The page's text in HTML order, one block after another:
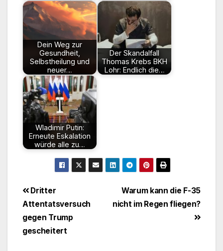
Dein Weg zur
Gesundheit,
Selbstheilung und
neuer…
Der Skandalfall
Thomas Krebs BKH
Lohr: Endlich die…
Wladimir Putin:
Erneute Eskalation
würde alle zu…
Beitragsnavigation
Warum kann die F-35
nicht im Regen fliegen?
Dritter
Attentatsversuch
gegen Trump
gescheitert